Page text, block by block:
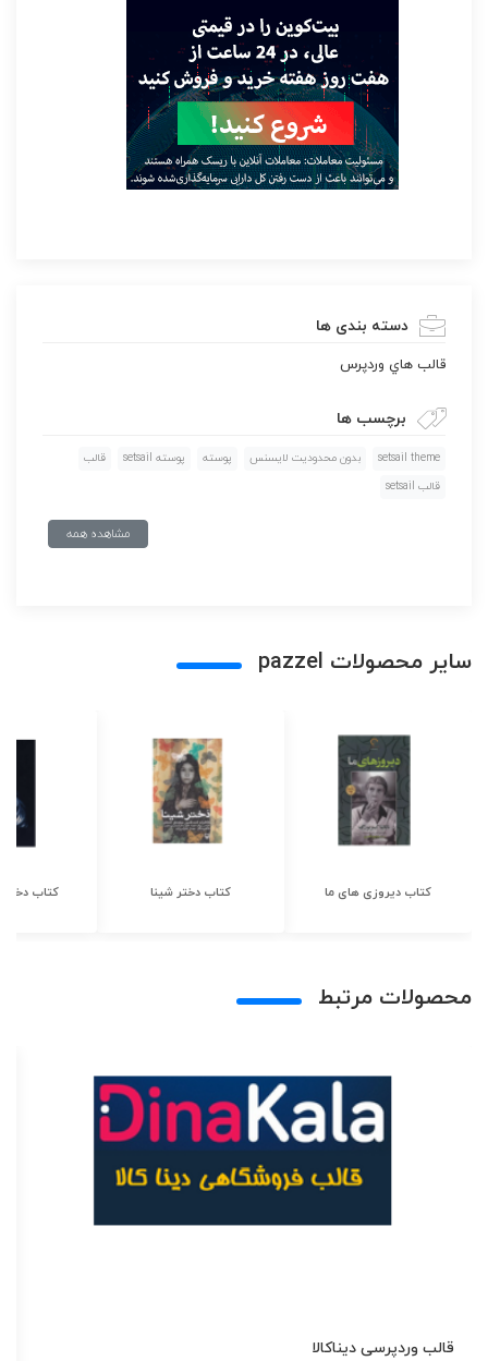
دسته بندی ها
قالب هاي وردپرس
برچسب ها
setsail theme بدون محدوديت لايسنس پوسته پوسته setsail
قالب
قالب setsail
مشاهده همه
سایر محصولات pazzel
کتاب دیروزی های ما کتاب دختر شینا کتاب دختر
محصولات مرتبط
قالب وردپرسی دیناکالا